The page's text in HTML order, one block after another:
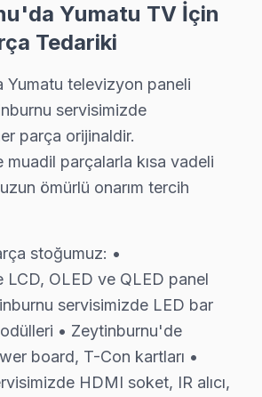
televizyon servis ihtiyacınız
14 36
aynı gün Yumatu televizyon
uzman bu TV teknisyeni
hızlı ve profesyonel Yumatu
Yumatu Televizyon Servis
Merkezefendi, Kazlıçeşme
önce bakalım. 0850 811 14 36
Televizyon Servisi İçin
Yumatu televizyonunuz
Tecrübemiz: Zeytinburnu ve yakın
Güvencesi: Zeytinburnu'de
Sertifikalı Kadro: Yumatu
Yumatu TV İçin
Tedariki
Yumatu televizyon paneli
servisimizde
parça orijinaldir.
parçalarla kısa vadeli
ömürlü onarım tercih
stoğumuz: •
LCD, OLED ve QLED panel
servisimizde LED bar
• Zeytinburnu'de
board, T-Con kartları •
HDMI soket, IR alıcı,